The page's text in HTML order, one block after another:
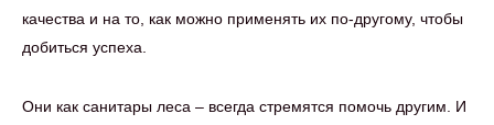
качества и на то, как можно применять их по-другому, чтобы
добиться успеха.
Они как санитары леса – всегда стремятся помочь другим. И